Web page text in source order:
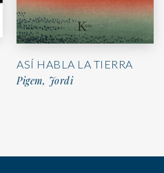
ASÍ HABLA LA TIERRA
Pigem, Jordi